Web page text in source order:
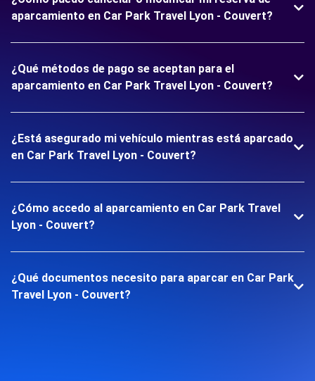
aparcamiento en Car Park Travel Lyon - Couvert?
¿Qué métodos de pago se aceptan para el
aparcamiento en Car Park Travel Lyon - Couvert?
¿Está asegurado mi vehículo mientras está aparcado
en Car Park Travel Lyon - Couvert?
¿Cómo accedo al aparcamiento en Car Park Travel
Lyon - Couvert?
¿Qué documentos necesito para aparcar en Car Park
Travel Lyon - Couvert?